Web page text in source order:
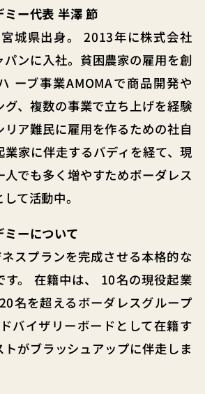
ー代表 半澤 節
城県出身。 2013年に株式会社
パンに入社。貧困農家の雇用を創
ーブ事業AMOMAで商品開発や
、複数の事業で立ち上げを経験
リア難民に雇用を作るための社自
業家に伴走するバディを経て、現
でも多く増やすためボーダレス
て活動中。
ーについて
スプランを完成させる本格的な
す。 在籍中は、 10名の現役起業
名を超えるボーダレスグループ
バイザリーボードとして在籍す
トがブラッシュアップに伴走しま